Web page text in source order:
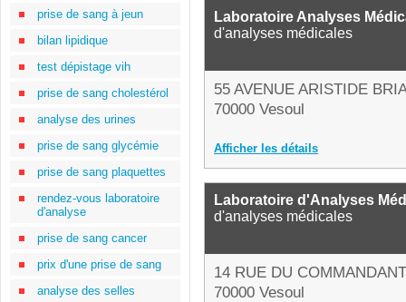
prise de sang à jeun
bilan lipidique
test dépistage vih
prise de sang cholestérol
analyse des urines
prise de sang glycémie
prise de sang plaquettes
rendez-vous laboratoire
d'analyse
prise de sang cancer
prix d'une prise de sang
analyse des selles
Laboratoire Analyses
d'analyses médicales
55 AVENUE ARISTIDE
70000 Vesoul
Afficher les détails
Laboratoire d'Analyses
d'analyses médicales
14 RUE DU
70000 Vesoul